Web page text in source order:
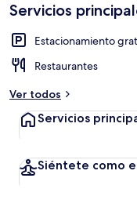
Servicios
Estacionamiento
Restaurantes
Ver todos
Servicios
Siéntete como